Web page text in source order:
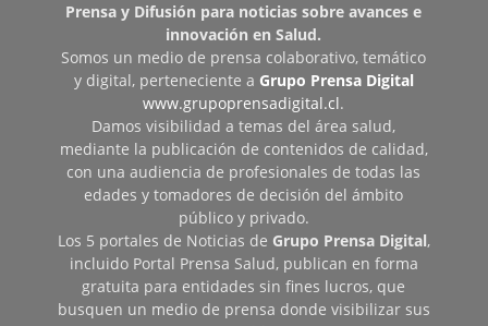
Prensa y Difusión para noticias sobre avances e
innovación en Salud.
Somos un medio de prensa colaborativo, temático
y digital, perteneciente a Grupo Prensa Digital
www.grupoprensadigital.cl.
Damos visibilidad a temas del área salud,
mediante la publicación de contenidos de calidad,
con una audiencia de profesionales de todas las
edades y tomadores de decisión del ámbito
público y privado.
Los 5 portales de Noticias de Grupo Prensa Digital,
incluido Portal Prensa Salud, publican en forma
gratuita para entidades sin fines lucros, que
busquen un medio de prensa donde visibilizar sus